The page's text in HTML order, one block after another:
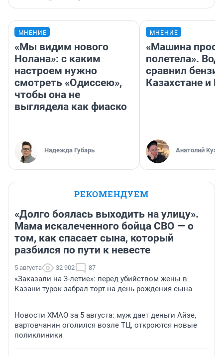
МНЕНИЕ
«Мы видим нового
Нолана»: с каким
настроем нужно
смотреть «Одиссею»,
чтобы она не
выглядела как фиаско
Надежда Губарь
МНЕНИЕ
«Машина
полетела».
сравнил
Казахстане и
Анатолий
РЕКОМЕНДУЕМ
«Долго боялась выходить на улицу».
Мама искалеченного бойца СВО — о
том, как спасает сына, который
разбился по пути к невесте
5 августа 32 902 87
«Заказали на 3-летие»: перед убийством жены в
Казани турок забрал торт на день рождения сына
Новости ХМАО за 5 августа: муж дает деньги Айзе,
вартовчанин оголился возле ТЦ, откроются новые
поликлиники